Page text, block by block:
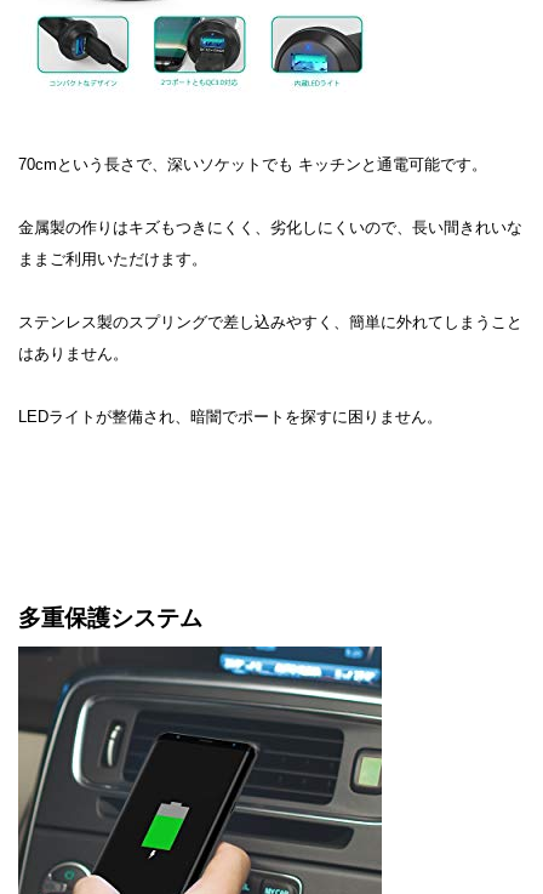
70cmという長さで、深いソケットでも キッチンと通電可能です。
金属製の作りはキズもつきにくく、劣化しにくいので、長い間きれいな
ままご利用いただけます。
ステンレス製のスプリングで差し込みやすく、簡単に外れてしまうこと
はありません。
LEDライトが整備され、暗闇でポートを探すに困りません。
多重保護システム